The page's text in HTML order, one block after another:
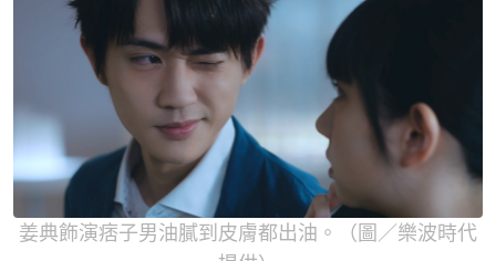
姜典飾演痞子男油膩到皮膚都出油。（圖／樂波時代